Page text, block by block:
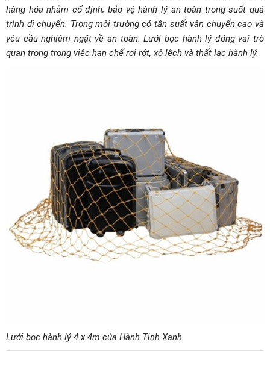
hàng hóa nhằm cố định, bảo vệ hành lý an toàn trong suốt quá
trình di chuyển. Trong môi trường có tần suất vận chuyển cao và
yêu cầu nghiêm ngặt về an toàn. Lưới bọc hành lý đóng vai trò
quan trọng trong việc hạn chế rơi rớt, xô lệch và thất lạc hành lý.
Lưới bọc hành lý 4 x 4m của Hành Tinh Xanh